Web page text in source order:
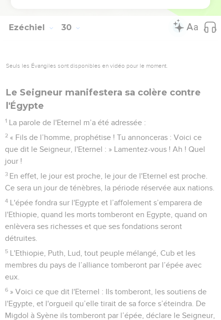
Ezéchiel 30
Seuls les Évangiles sont disponibles en vidéo pour le moment.
Le Seigneur manifestera sa colère contre
l'Égypte
1 La parole de l'Eternel m’a été adressée :
2 « Fils de l’homme, prophétise ! Tu annonceras : Voici ce
que dit le Seigneur, l'Eternel : » Lamentez-vous ! Ah ! Quel
jour !
3 En effet, le jour est proche, le jour de l'Eternel est proche.
Ce sera un jour de ténèbres, la période réservée aux nations.
4 L'épée fondra sur l'Egypte et l’affolement s’emparera de
l'Ethiopie, quand les morts tomberont en Egypte, quand on
enlèvera ses richesses et que ses fondations seront
détruites.
5 L'Ethiopie, Puth, Lud, tout peuple mélangé, Cub et les
membres du pays de l’alliance tomberont par l’épée avec
eux.
6 » Voici ce que dit l'Eternel : Ils tomberont, les soutiens de
l'Egypte, et l'orgueil qu’elle tirait de sa force s’éteindra. De
Migdol à Syène ils tomberont par l’épée, déclare le Seigneur,